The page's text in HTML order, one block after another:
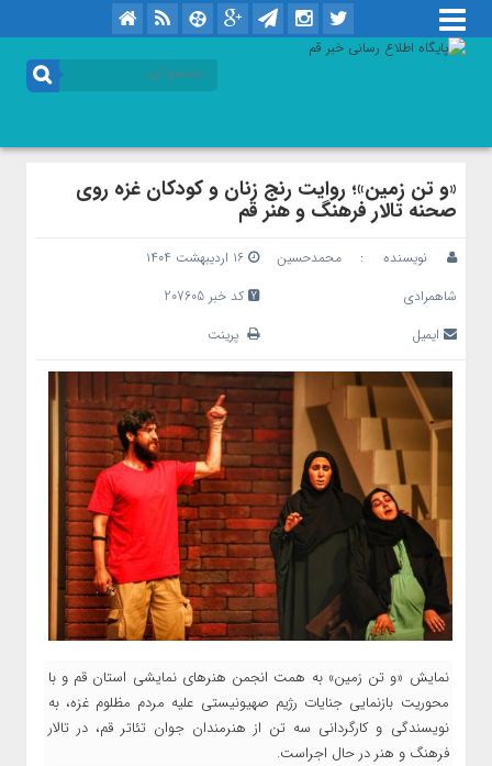
«و تن زمین»؛ روایت رنج زنان و کودکان غزه روی
صحنه تالار فرهنگ و هنر قم
نویسنده :محمدحسین
شاهمرادی
۱۶ اردیبهشت ۱۴۰۴
کد خبر 207605
ایمیل
پرینت
نمایش «و تن زمین» به همت انجمن هنرهای نمایشی استان قم و با
محوریت بازنمایی جنایات رژیم صهیونیستی علیه مردم مظلوم غزه، به
نویسندگی و کارگردانی سه تن از هنرمندان جوان تئاتر قم، در تالار
فرهنگ و هنر در حال اجراست.